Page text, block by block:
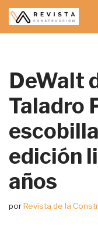
Saltar
DeWalt
Taladro
edición
años
porRevista de la